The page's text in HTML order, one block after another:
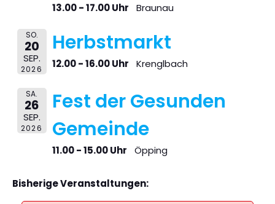
13.00 - 17.00 Uhr Braunau
SO.
20
SEP.
2026
Herbstmarkt
12.00 - 16.00 Uhr Krenglbach
SA.
26
SEP.
2026
Fest der Gesunden
Gemeinde
11.00 - 15.00 Uhr Öpping
Bisherige Veranstaltungen: